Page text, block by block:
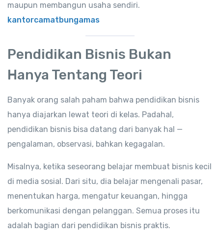
maupun membangun usaha sendiri.
kantorcamatbungamas
Pendidikan Bisnis Bukan
Hanya Tentang Teori
Banyak orang salah paham bahwa pendidikan bisnis
hanya diajarkan lewat teori di kelas. Padahal,
pendidikan bisnis bisa datang dari banyak hal —
pengalaman, observasi, bahkan kegagalan.
Misalnya, ketika seseorang belajar membuat bisnis kecil
di media sosial. Dari situ, dia belajar mengenali pasar,
menentukan harga, mengatur keuangan, hingga
berkomunikasi dengan pelanggan. Semua proses itu
adalah bagian dari pendidikan bisnis praktis.